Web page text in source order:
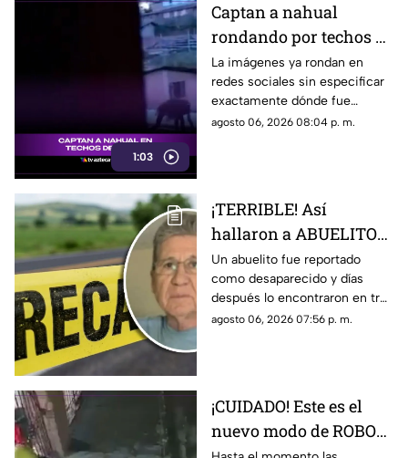
1:03
Captan a nahual
rondando por techos de
casas; ¿es en Veracruz?
[VIDEO]
La imágenes ya rondan en
redes sociales sin especificar
exactamente dónde fue
captado.
agosto 06, 2026 08:04 p. m.
¡TERRIBLE! Así
hallaron a ABUELITO
en 3 MALETAS, tras ser
reportado como
DESAPARECIDO
Un abuelito fue reportado
como desaparecido y días
después lo encontraron en tres
maletas. Aquí te compartimos
agosto 06, 2026 07:56 p. m.
¡CUIDADO! Este es el
nuevo modo de ROBO